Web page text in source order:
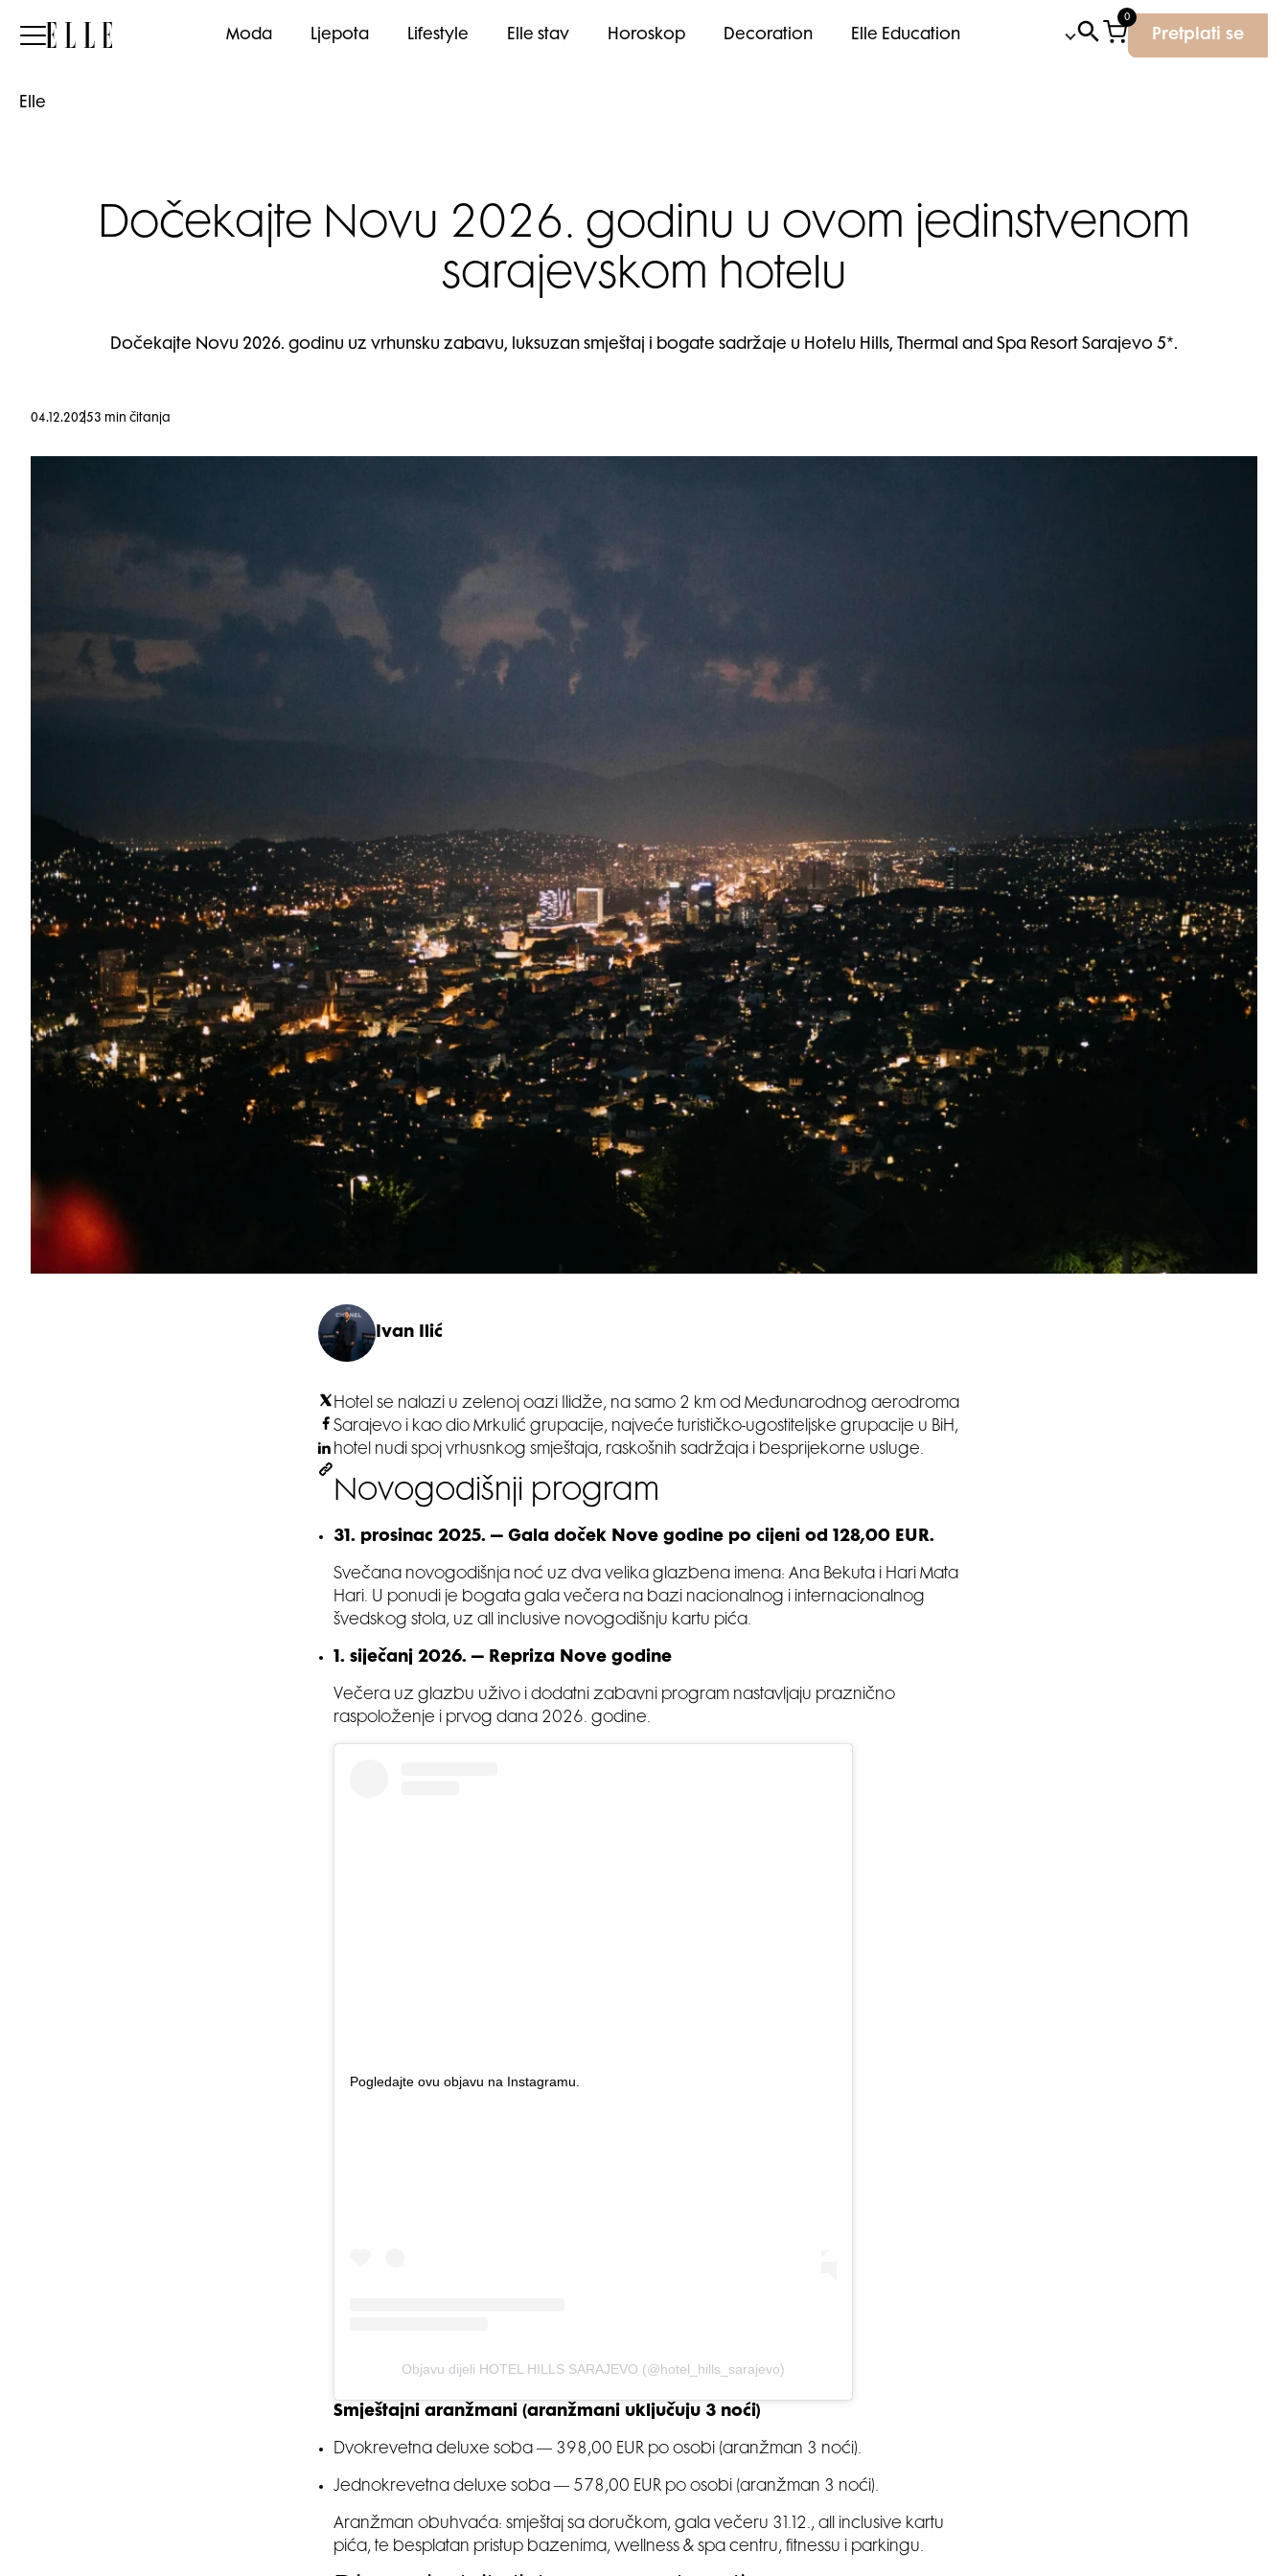
Elle Moda Ljepota Lifestyle Elle stav Horoskop Decoration Elle Education
0
Pretplati se
Elle
Dočekajte Novu 2026. godinu u ovom jedinstvenom
sarajevskom hotelu
Dočekajte Novu 2026. godinu uz vrhunsku zabavu, luksuzan smještaj i bogate sadržaje u Hotelu Hills, Thermal and Spa Resort Sarajevo 5*.
04.12.20253 min čitanja
Ivan Ilić
Hotel se nalazi u zelenoj oazi Ilidže, na samo 2 km od Međunarodnog aerodroma
Sarajevo i kao dio Mrkulić grupacije, najveće turističko-ugostiteljske grupacije u BiH,
hotel nudi spoj vrhusnkog smještaja, raskošnih sadržaja i besprijekorne usluge.
Novogodišnji program
31. prosinac 2025. – Gala doček Nove godine po cijeni od 128,00 EUR.
Svečana novogodišnja noć uz dva velika glazbena imena: Ana Bekuta i Hari Mata
Hari. U ponudi je bogata gala večera na bazi nacionalnog i internacionalnog
švedskog stola, uz all inclusive novogodišnju kartu pića.
1. siječanj 2026. – Repriza Nove godine
Večera uz glazbu uživo i dodatni zabavni program nastavljaju praznično
raspoloženje i prvog dana 2026. godine.
Pogledajte ovu objavu na Instagramu.
Objavu dijeli HOTEL HILLS SARAJEVO (@hotel_hills_sarajevo)
Smještajni aranžmani (aranžmani uključuju 3 noći)
Dvokrevetna deluxe soba — 398,00 EUR po osobi (aranžman 3 noći).
Jednokrevetna deluxe soba — 578,00 EUR po osobi (aranžman 3 noći).
Aranžman obuhvaća: smještaj sa doručkom, gala večeru 31.12., all inclusive kartu
pića, te besplatan pristup bazenima, wellness & spa centru, fitnessu i parkingu.